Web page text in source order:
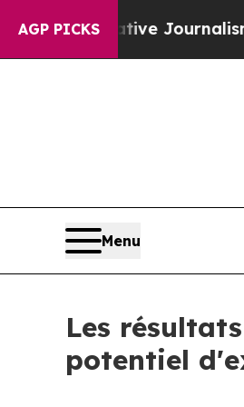
AGP PICKS
Journalism MattersThe
Menu
Les
potentiel